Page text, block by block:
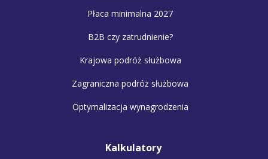
Płaca minimalna 2027
B2B czy zatrudnienie?
Krajowa podróż służbowa
Zagraniczna podróż służbowa
Optymalizacja wynagrodzenia
Kalkulatory